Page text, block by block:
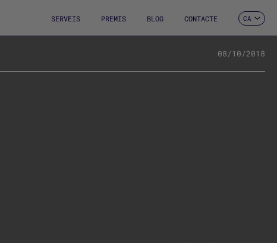
SERVEIS PREMIS BLOG CONTACTE CA
FR
IT
08/10/2018